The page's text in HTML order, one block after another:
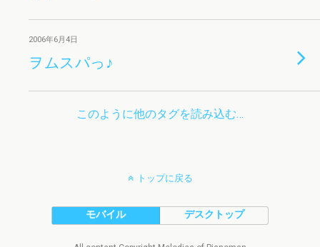
2006年6月4日
ヲムスパっ♪
このように他のタグを読み込む…
トップに戻る
モバイル デスクトップ